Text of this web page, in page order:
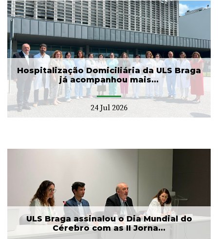
Hospitalização Domiciliária da ULS Braga
já acompanhou mais...
24 Jul 2026
ULS Braga assinalou o Dia Mundial do
Cérebro com as II Jorna...